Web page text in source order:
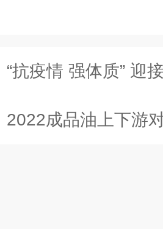
“抗疫情 强体质” 迎接
2022成品油上下游